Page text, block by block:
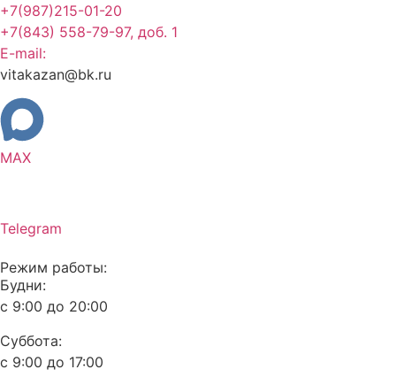
+7(987)215-01-20
+7(843) 558-79-97, доб. 1
E-mail:
vitakazan@bk.ru
MAX
Telegram
Режим работы:
Будни:
с 9:00 до 20:00
Суббота:
с 9:00 до 17:00